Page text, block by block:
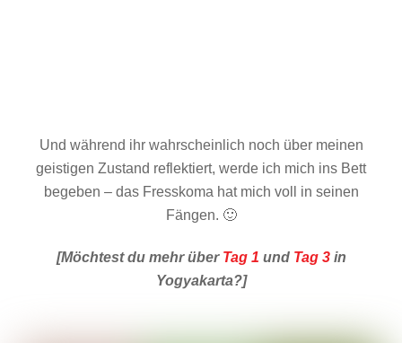
Und während ihr wahrscheinlich noch über meinen
geistigen Zustand reflektiert, werde ich mich ins Bett
begeben – das Fresskoma hat mich voll in seinen
Fängen. 🙂
[Möchtest du mehr über Tag 1 und Tag 3in
Yogyakarta?]